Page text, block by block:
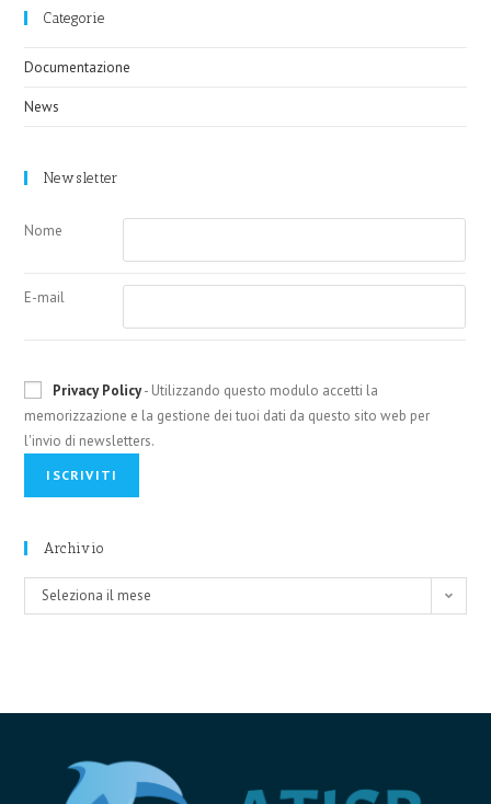
Categorie
Documentazione
News
Newsletter
Nome
E-mail
Privacy Policy- Utilizzando questo modulo accetti la
memorizzazione e la gestione dei tuoi dati da questo sito web per
l'invio di newsletters.
Archivio
Archivio
Seleziona il mese